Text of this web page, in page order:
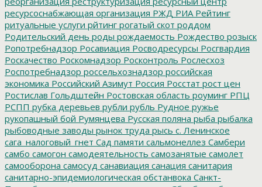
ресурсоснабжающая организация РЖД РИА Рейтинг
ритуальные услуги рйтинг рогатый скот роддом
Родительский день роды рождаемость Рождество розыск
Ропотребнадзор Росавиация Росводресурсы Росгвардия
Роскачество Роскомнадзор Росконтроль Рослесхоз
Роспотребнадзор россельхознадзор российская
экономика Российский Азимут Россия Росстат рост цен
Ростислав Гольдштейн Ростовская область роуминг РПЦ
РСПП рубка деревьев рубли рубль Рудное ружье
рукопашный бой Румянцева Русская поляна рыба рыбалка
рыбоводные заводы рынок труда рысь с. Ленинское
сага_налоговый_гнет Сад памяти сальмонеллез Самбери
самбо самогон самодеятельность самозанятые самолет
самооборона самосуд санавиация санация санитария
санитарно-эпидемиологическая обстанвока Санкт-